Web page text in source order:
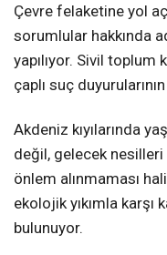
Çevre felaketine yol
sorumlular hakkında
yapılıyor. Sivil toplum
çaplı suç
Akdeniz kıyılarında
değil, gelecek
önlem alınmaması
ekolojik yıkımla karşı
bulunuyor.